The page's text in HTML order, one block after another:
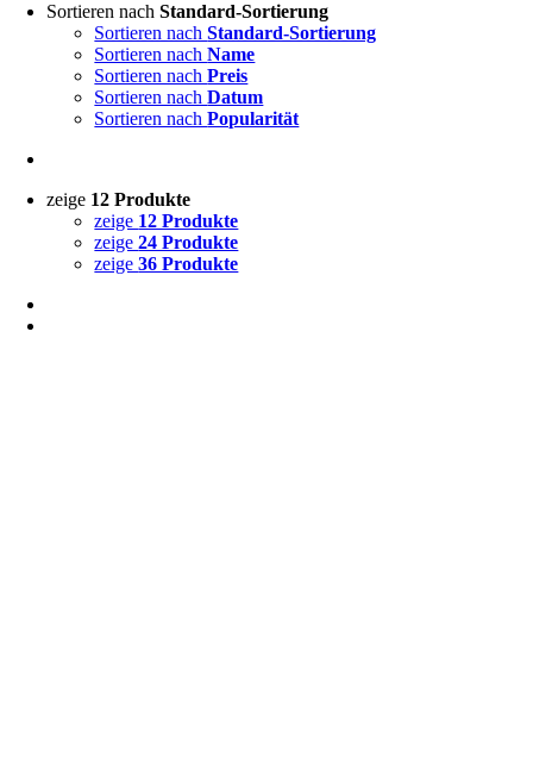
Sortieren nachStandard-Sortierung
Sortieren nachStandard-Sortierung
Sortieren nachName
Sortieren nachPreis
Sortieren nachDatum
Sortieren nachPopularität
zeige 12 Produkte
zeige 12 Produkte
zeige24 Produkte
zeige36 Produkte